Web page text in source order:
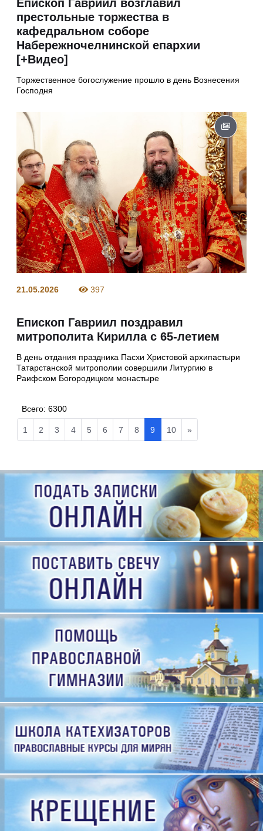
Епископ Гавриил возглавил
престольные торжества в
кафедральном соборе
Набережночелнинской епархии
[+Видео]
Торжественное богослужение прошло в день Вознесения
Господня
21.05.2026 397
Епископ Гавриил поздравил
митрополита Кирилла с 65-летием
В день отдания праздника Пасхи Христовой архипастыри
Татарстанской митрополии совершили Литургию в
Раифском Богородицком монастыре
Всего:6300
1 2 3 4 5 6 7 8 9 10 »